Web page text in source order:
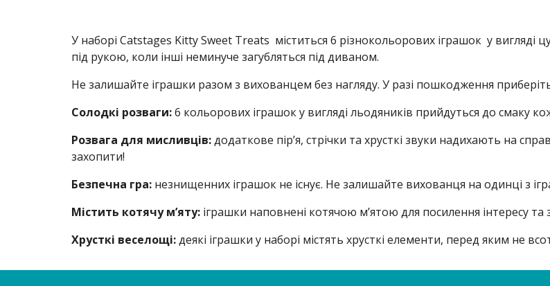
У наборі Catstages Kitty Sweet Treats міститься 6 різнокольорових іграшок у вигляді
під рукою, коли інші неминуче загубляться під диваном.
Не залишайте іграшки разом з вихованцем без нагляду. У разі пошкодження приберіть
Солодкі розваги:6 кольорових іграшок у вигляді льодяників прийдуться до смаку
Розвага для мисливців:додаткове пір’я, стрічки та хрусткі звуки надихають на
захопити!
Безпечна гра: незнищенних іграшок не існує. Не залишайте вихованця на одинці з
Містить котячу м’яту: іграшки наповнені котячою м’ятою для посилення інтересу
Хрусткі веселощі:деякі іграшки у наборі містять хрусткі елементи, перед яким не